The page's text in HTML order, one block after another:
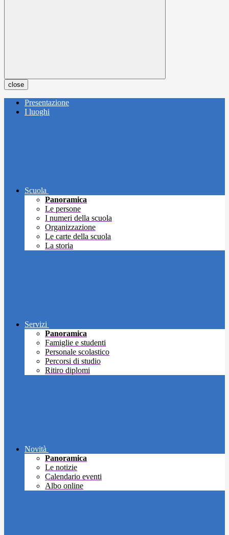
close
Presentazione
I luoghi
Scuola
Panoramica
Le persone
I numeri della scuola
Organizzazione
Le carte della scuola
La storia
Servizi
Panoramica
Famiglie e studenti
Personale scolastico
Percorsi di studio
Ritiro diplomi
Novità
Panoramica
Le notizie
Calendario eventi
Albo online